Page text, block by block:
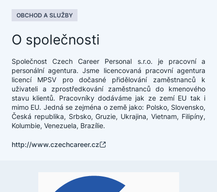
OBCHOD A SLUŽBY
O společnosti
Společnost Czech Career Personal s.r.o. je pracovní a
personální agentura. Jsme licencovaná pracovní agentura
licencí MPSV pro dočasné přidělování zaměstnanců k
uživateli a zprostředkování zaměstnanců do kmenového
stavu klientů. Pracovníky dodáváme jak ze zemí EU tak i
mimo EU. Jedná se zejména o země jako: Polsko, Slovensko,
Česká republika, Srbsko, Gruzie, Ukrajina, Vietnam, Filipíny,
Kolumbie, Venezuela, Brazílie.
http://www.czechcareer.cz